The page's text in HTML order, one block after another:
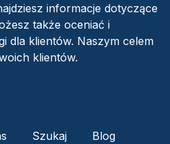
informacje dotyczące
także oceniać i
dla klientów. Naszym celem
klientów.
Szukaj
Blog